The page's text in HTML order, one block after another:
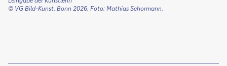
© VG Bild-Kunst, Bonn 2026. Foto: Mathias Schormann.